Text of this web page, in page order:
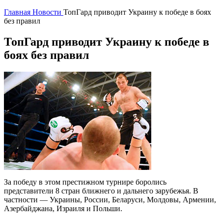
Главная Новости ТопГард приводит Украину к победе в боях
без правил
ТопГард приводит Украину к победе в
боях без правил
За победу в этом престижном турнире боролись
представители 8 стран ближнего и дальнего зарубежья. В
частности — Украины, России, Беларуси, Молдовы, Армении,
Азербайджана, Израиля и Польши.